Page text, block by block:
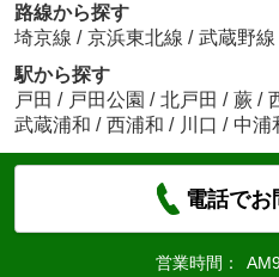
路線から探す
埼京線 / 京浜東北線 / 武蔵野線
駅から探す
戸田 / 戸田公園 / 北戸田 / 蕨 /
武蔵浦和 / 西浦和 / 川口 / 中浦
電話でお
営業時間：